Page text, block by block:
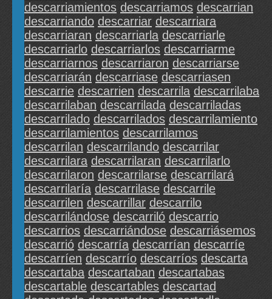
descarriamientos descarriamos descarrian
descarriando descarriar descarriara
descarriaran descarriarla descarriarle
descarriarlo descarriarlos descarriarme
descarriarnos descarriaron descarriarse
descarriarán descarriase descarriasen
descarrie descarrien descarrila descarrilaba
descarrilaban descarrilada descarriladas
descarrilado descarrilados descarrilamiento
descarrilamientos descarrilamos
descarrilan descarrilando descarrilar
descarrilara descarrilaran descarrilarlo
descarrilaron descarrilarse descarrilará
descarrilaría descarrilase descarrile
descarrilen descarrillar descarrilo
descarrilándose descarriló descarrio
descarrios descarriándose descarriásemos
descarrió descarría descarrían descarríe
descarríen descarrío descarríos descarta
descartaba descartaban descartabas
descartable descartables descartad